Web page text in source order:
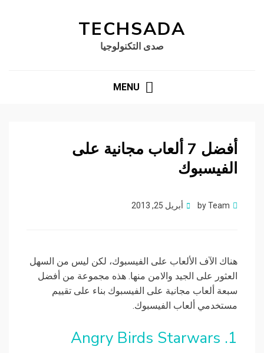
TECHSADA
صدى التكنولوجيا
MENU
أفضل 7 ألعاب مجانية على
الفيسبوك
byTeam
Posted
أبريل 25, 2013
هناك الآف الألعاب على الفيسبوك، لكن ليس من السهل
العثور على الجيد والامن منها. هذه مجموعة من أفضل
سبعة ألعاب مجانية على الفيسبوك بناء على تقييم
مستخدمي ألعاب الفيسبوك.
1. Angry Birds Starwars